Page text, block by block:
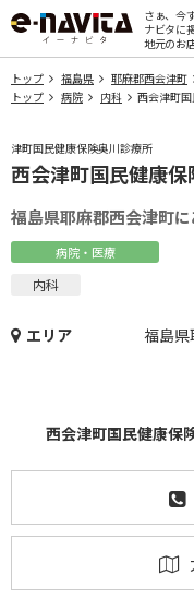
さぁ、今
ナビタに
地元のお
トップ 福島県 耶麻郡西会津町
トップ
病院 内科 西会津町
津町国民健康保険奥川診療所
西会津町国民健康
福島県耶麻郡西会津町
病院・医療
内科
エリア 福島県
西会津町国民健康保